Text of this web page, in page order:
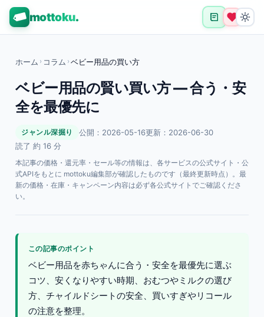
mottoku.
ホーム › コラム › ベビー用品の買い方
ベビー用品の賢い買い方 — 合う・安
全を最優先に
ジャンル深掘り 公開：2026-05-16更新：2026-06-30
読了 約 16 分
本記事の価格・還元率・セール等の情報は、各サービスの公式サイト・公
式APIをもとに mottoku編集部が確認したものです（最終更新時点）。最
新の価格・在庫・キャンペーン内容は必ず各公式サイトでご確認くださ
い。
この記事のポイント
ベビー用品を赤ちゃんに合う・安全を最優先に選ぶ
コツ、安くなりやすい時期、おむつやミルクの選び
方、チャイルドシートの安全、買いすぎやリコール
の注意を整理。